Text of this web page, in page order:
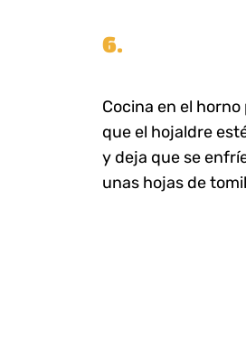
6.
Cocina en el
que el hojaldre
y deja que se
unas hojas de